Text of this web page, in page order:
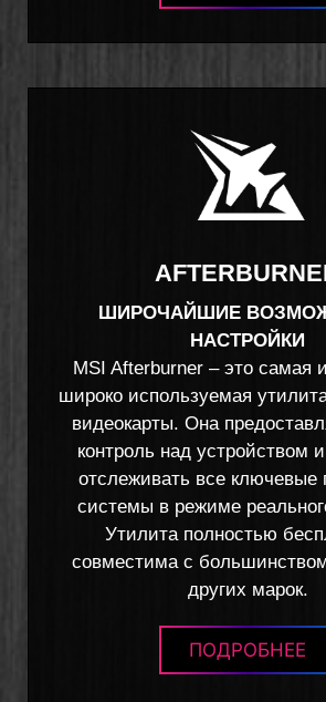
ШИРОЧАЙШИЕ
НАСТРОЙКИ
MSI Afterburner – это самая
широко используемая
видеокарты. Она
контроль над устройством
отслеживать все ключевые
системы в режиме
Утилита полностью
совместима с
других марок.
ПОДРОБНЕЕ